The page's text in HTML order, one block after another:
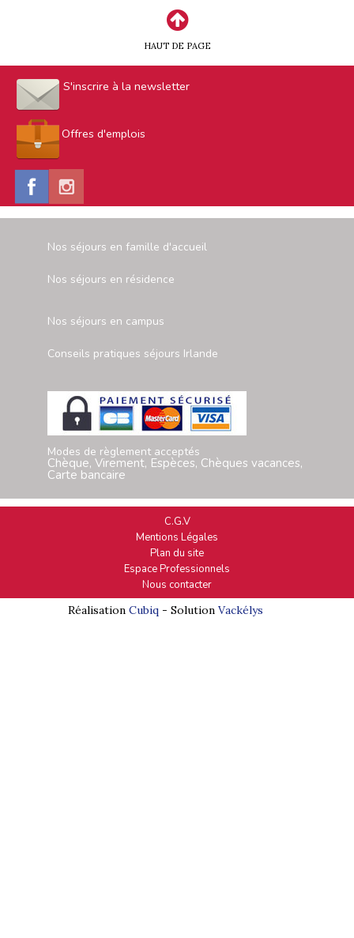
HAUT DE PAGE
S'inscrire à la newsletter
Offres d'emplois
Nos séjours en famille d'accueil
Nos séjours en résidence
Nos séjours en campus
Conseils pratiques séjours Irlande
Modes de règlement acceptés
Chèque, Virement, Espèces, Chèques vacances,
Carte bancaire
C.G.V
Mentions Légales
Plan du site
Espace Professionnels
Nous contacter
Réalisation Cubiq- Solution Vackélys